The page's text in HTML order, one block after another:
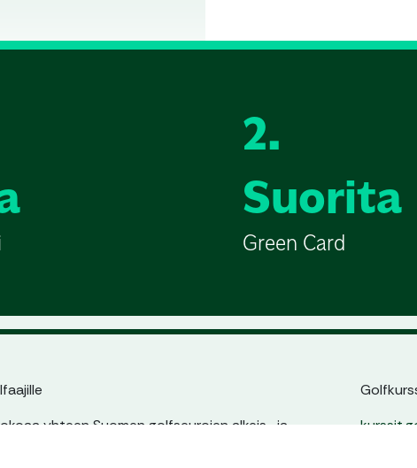
2.
Suorita
Green Card
yhteen Suomen golfseurojen alkeis- ja